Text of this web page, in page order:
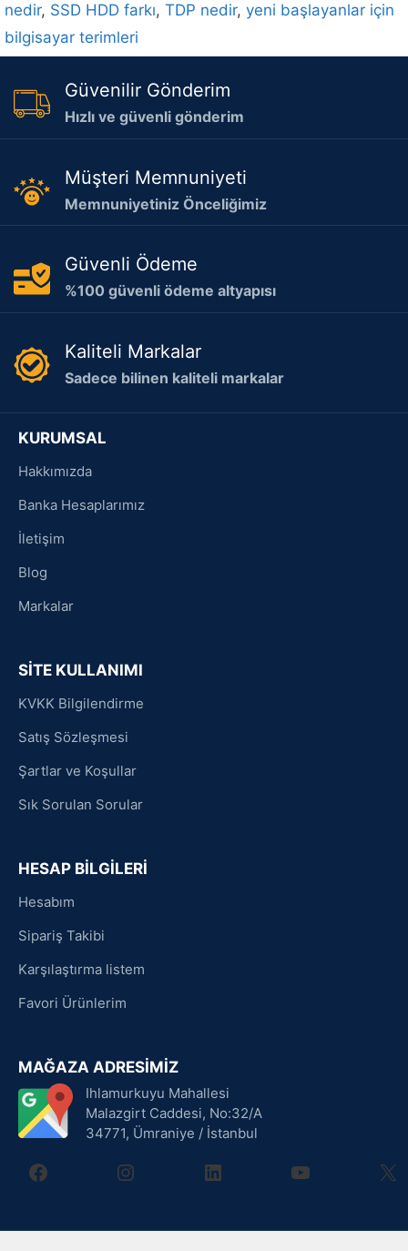
nedir, SSD HDD farkı, TDP nedir, yeni başlayanlar için
bilgisayar terimleri
Güvenilir Gönderim
Hızlı ve güvenli gönderim
Müşteri Memnuniyeti
Memnuniyetiniz Önceliğimiz
Güvenli Ödeme
%100 güvenli ödeme altyapısı
Kaliteli Markalar
Sadece bilinen kaliteli markalar
KURUMSAL
Hakkımızda
Banka Hesaplarımız
İletişim
Blog
Markalar
SİTE KULLANIMI
KVKK Bilgilendirme
Satış Sözleşmesi
Şartlar ve Koşullar
Sık Sorulan Sorular
HESAP BİLGİLERİ
Hesabım
Sipariş Takibi
Karşılaştırma listem
Favori Ürünlerim
MAĞAZA ADRESİMİZ
Ihlamurkuyu Mahallesi
Malazgirt Caddesi, No:32/A
34771, Ümraniye / İstanbul
facebookinstagramlinkedin youtube X